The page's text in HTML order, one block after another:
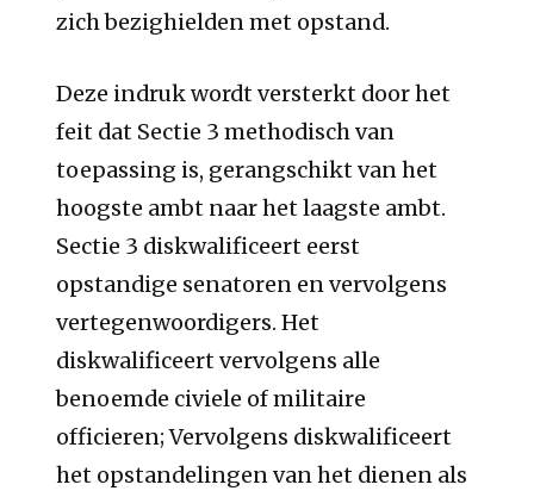
zich bezighielden met opstand.
Deze indruk wordt versterkt door het
feit dat Sectie 3 methodisch van
toepassing is, gerangschikt van het
hoogste ambt naar het laagste ambt.
Sectie 3 diskwalificeert eerst
opstandige senatoren en vervolgens
vertegenwoordigers. Het
diskwalificeert vervolgens alle
benoemde civiele of militaire
officieren; Vervolgens diskwalificeert
het opstandelingen van het dienen als